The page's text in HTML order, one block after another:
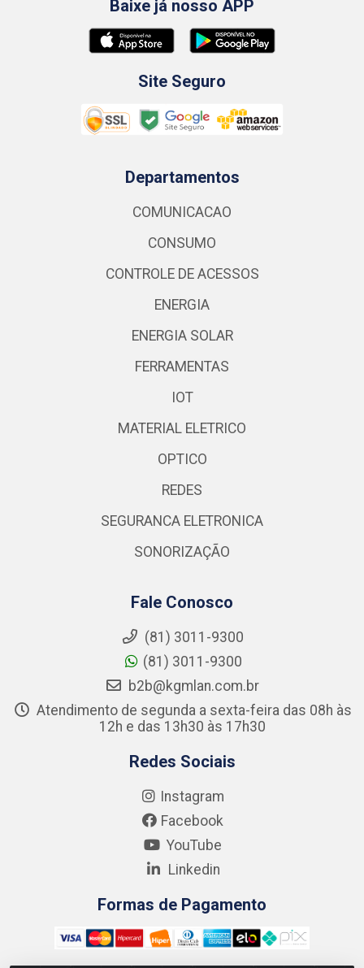
Baixe já nosso APP
Site Seguro
Departamentos
COMUNICACAO
CONSUMO
CONTROLE DE ACESSOS
ENERGIA
ENERGIA SOLAR
FERRAMENTAS
IOT
MATERIAL ELETRICO
OPTICO
REDES
SEGURANCA ELETRONICA
SONORIZAÇÃO
Fale Conosco
(81) 3011-9300
(81) 3011-9300
b2b@kgmlan.com.br
Atendimento de segunda a sexta-feira das 08h às
12h e das 13h30 às 17h30
Redes Sociais
Instagram
Facebook
YouTube
Linkedin
Formas de Pagamento